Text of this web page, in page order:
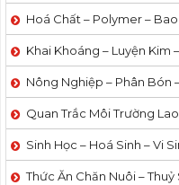
Hoá Chất – Polymer – Bao
Khai Khoáng – Luyện Kim
Nông Nghiệp – Phân Bón
Quan Trắc Môi Trường
Sinh Học – Hoá Sinh – Vi
Thức Ăn Chăn Nuôi – Thuỷ